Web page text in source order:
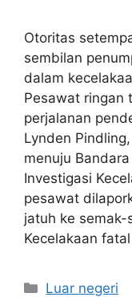
Otoritas
sembilan
dalam
Pesawat ringan
perjalanan
Lynden
menuju
Investigasi
pesawat
jatuh ke
Kecelakaan
Kategori
Luar negeri